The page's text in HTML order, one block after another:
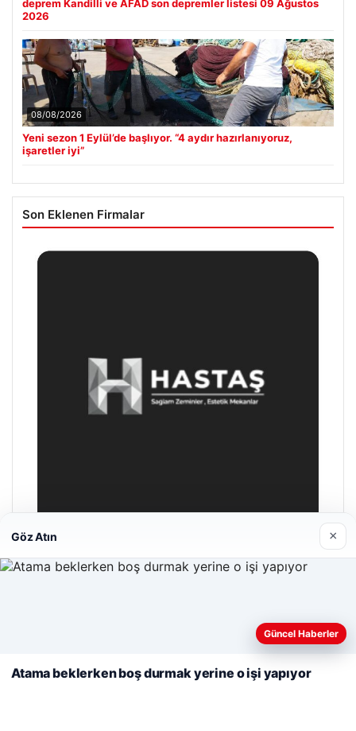
deprem Kandilli ve AFAD son depremler listesi 09 Ağustos
2026
08/08/2026
Yeni sezon 1 Eylül’de başlıyor. “4 aydır hazırlanıyoruz,
işaretler iyi”
Son Eklenen Firmalar
Hastaş Beton
deneyiminizi kişiselleştirmek ve geliştirmek amacıyla çerezler
Reddet Kabul Et
Göz Atın ×
Güncel Haberler
Atama beklerken boş durmak yerine o işi yapıyor